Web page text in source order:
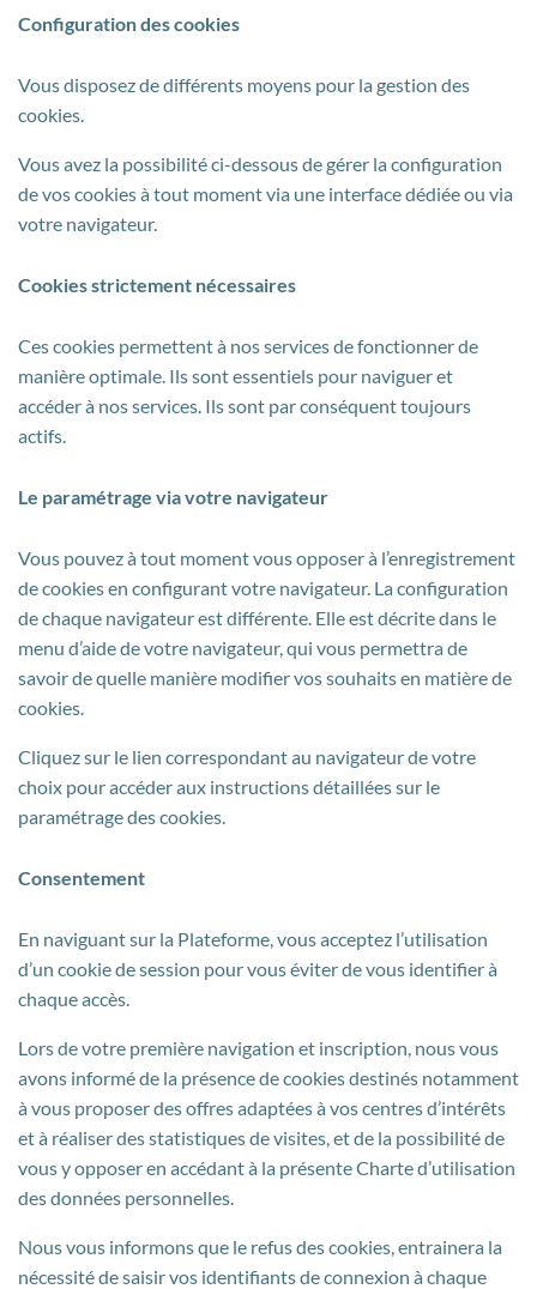
Configuration des cookies
Vous disposez de différents moyens pour la gestion des
cookies.
Vous avez la possibilité ci-dessous de gérer la configuration
de vos cookies à tout moment via une interface dédiée ou via
votre navigateur.
Cookies strictement nécessaires
Ces cookies permettent à nos services de fonctionner de
manière optimale. Ils sont essentiels pour naviguer et
accéder à nos services. Ils sont par conséquent toujours
actifs.
Le paramétrage via votre navigateur
Vous pouvez à tout moment vous opposer à l’enregistrement
de cookies en configurant votre navigateur. La configuration
de chaque navigateur est différente. Elle est décrite dans le
menu d’aide de votre navigateur, qui vous permettra de
savoir de quelle manière modifier vos souhaits en matière de
cookies.
Cliquez sur le lien correspondant au navigateur de votre
choix pour accéder aux instructions détaillées sur le
paramétrage des cookies.
Consentement
En naviguant sur la Plateforme, vous acceptez l’utilisation
d’un cookie de session pour vous éviter de vous identifier à
chaque accès.
Lors de votre première navigation et inscription, nous vous
avons informé de la présence de cookies destinés notamment
à vous proposer des offres adaptées à vos centres d’intérêts
et à réaliser des statistiques de visites, et de la possibilité de
vous y opposer en accédant à la présente Charte d’utilisation
des données personnelles.
Nous vous informons que le refus des cookies, entrainera la
nécessité de saisir vos identifiants de connexion à chaque